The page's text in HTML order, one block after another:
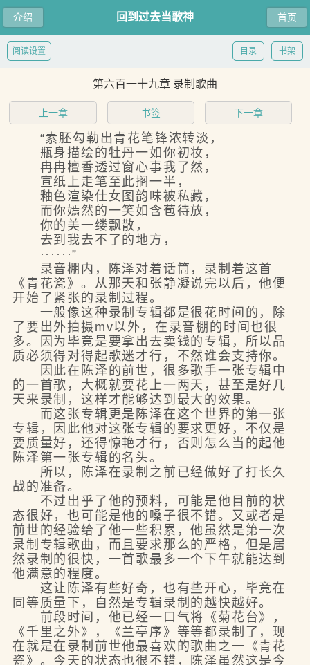
介绍 首页
回到过去当歌神
书架
目录
阅读设置
第六百一十九章 录制歌曲
上一章 书签 下一章
“素胚勾勒出青花笔锋浓转淡，
瓶身描绘的牡丹一如你初妆，
冉冉檀香透过窗心事我了然，
宣纸上走笔至此搁一半，
釉色渲染仕女图韵味被私藏，
而你嫣然的一笑如含苞待放，
你的美一缕飘散，
去到我去不了的地方，
······”
录音棚内，陈泽对着话筒，录制着这首
《青花瓷》。从那天和张静凝说完以后，他便
开始了紧张的录制过程。
一般像这种录制专辑都是很花时间的，除
了要出外拍摄mv以外，在录音棚的时间也很
多。因为毕竟是要拿出去卖钱的专辑，所以品
质必须得对得起歌迷才行，不然谁会支持你。
因此在陈泽的前世，很多歌手一张专辑中
的一首歌，大概就要花上一两天，甚至是好几
天来录制，这样才能够达到最大的效果。
而这张专辑更是陈泽在这个世界的第一张
专辑，因此他对这张专辑的要求更好，不仅是
要质量好，还得惊艳才行，否则怎么当的起他
陈泽第一张专辑的名头。
所以，陈泽在录制之前已经做好了打长久
战的准备。
不过出乎了他的预料，可能是他目前的状
态很好，也可能是他的嗓子很不错。又或者是
前世的经验给了他一些积累，他虽然是第一次
录制专辑歌曲，而且要求那么的严格，但是居
然录制的很快，一首歌最多一个下午就能达到
他满意的程度。
这让陈泽有些好奇，也有些开心，毕竟在
同等质量下，自然是专辑录制的越快越好。
前段时间，他已经一口气将《菊花台》，
《千里之外》，《兰亭序》等等都录制了，现
在就是在录制前世他最喜欢的歌曲之一《青花
瓷》。今天的状态也很不错，陈泽虽然这是今